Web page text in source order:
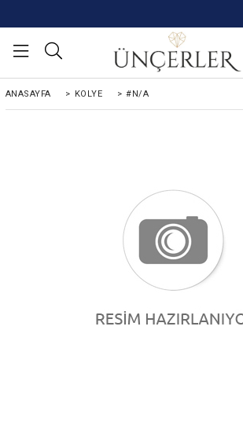
ANASAYFA > KOLYE > #N/A